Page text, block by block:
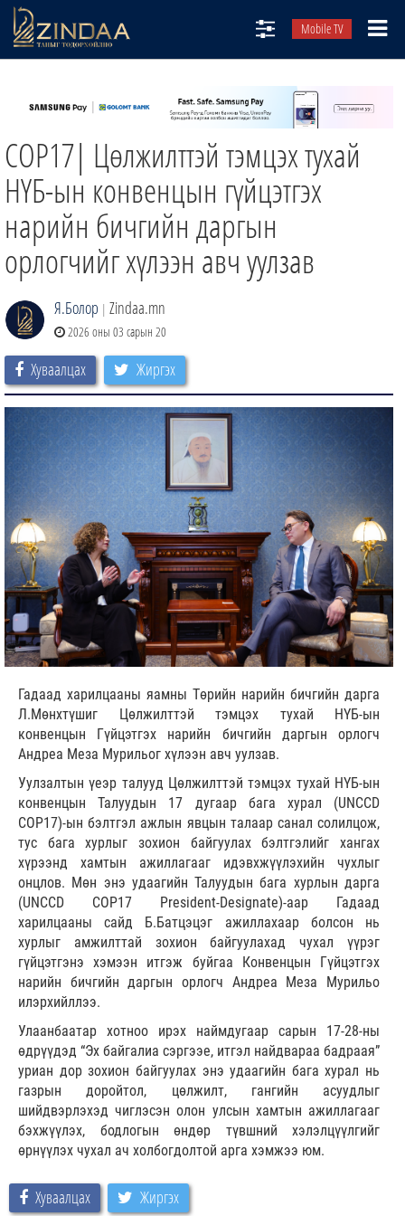
Mobile TV
ТВ8
ӨГЛӨӨНИЙ СОНИН
АУДИО ЗОХИОЛ
ЗИНДАА СЭТГҮҮЛ
СОР17| Цөлжилттэй тэмцэх тухай
НҮБ-ын конвенцын гүйцэтгэх
нарийн бичгийн даргын
орлогчийг хүлээн авч уулзав
Я.Болор | Zindaa.mn
2026 оны 03 сарын 20
Хуваалцах Жиргэх
Гадаад харилцааны яамны Төрийн нарийн бичгийн дарга
Л.Мөнхтүшиг Цөлжилттэй тэмцэх тухай НҮБ-ын
конвенцын Гүйцэтгэх нарийн бичгийн даргын орлогч
Андреа Меза Мурильог хүлээн авч уулзав.
Уулзалтын үеэр талууд Цөлжилттэй тэмцэх тухай НҮБ-ын
конвенцын Талуудын 17 дугаар бага хурал (UNCCD
COP17)-ын бэлтгэл ажлын явцын талаар санал солилцож,
тус бага хурлыг зохион байгуулах бэлтгэлийг хангах
хүрээнд хамтын ажиллагааг идэвхжүүлэхийн чухлыг
онцлов. Мөн энэ удаагийн Талуудын бага хурлын дарга
(UNCCD COP17 President-Designate)-аар Гадаад
харилцааны сайд Б.Батцэцэг ажиллахаар болсон нь
хурлыг амжилттай зохион байгуулахад чухал үүрэг
гүйцэтгэнэ хэмээн итгэж буйгаа Конвенцын Гүйцэтгэх
нарийн бичгийн даргын орлогч Андреа Меза Мурильо
илэрхийллээ.
Улаанбаатар хотноо ирэх наймдугаар сарын 17-28-ны
өдрүүдэд “Эх байгалиа сэргээе, итгэл найдвараа бадраая”
уриан дор зохион байгуулах энэ удаагийн бага хурал нь
газрын доройтол, цөлжилт, гангийн асуудлыг
шийдвэрлэхэд чиглэсэн олон улсын хамтын ажиллагааг
бэхжүүлэх, бодлогын өндөр түвшний хэлэлцүүлгийг
өрнүүлэх чухал ач холбогдолтой арга хэмжээ юм.
Хуваалцах Жиргэх